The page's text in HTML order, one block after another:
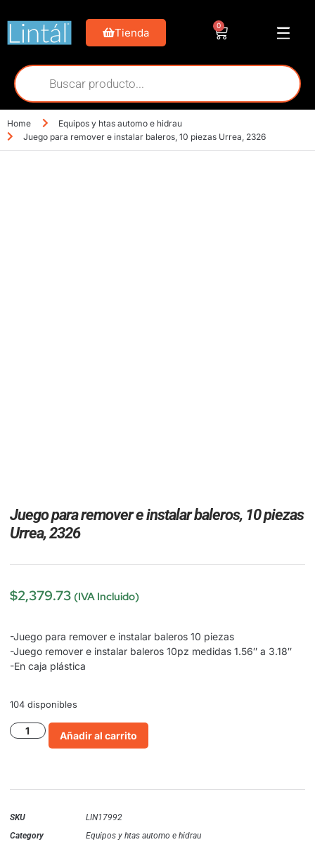
Tienda
0
Home
Equipos y htas automo e hidrau
Juego para remover e instalar baleros, 10 piezas Urrea, 2326
Juego para remover e instalar baleros, 10 piezas
Urrea, 2326
$2,379.73 (IVA Incluido)
-Juego para remover e instalar baleros 10 piezas
-Juego remover e instalar baleros 10pz medidas 1.56″ a 3.18″
-En caja plástica
104 disponibles
Añadir al carrito
SKU
LIN17992
Category
Equipos y htas automo e hidrau